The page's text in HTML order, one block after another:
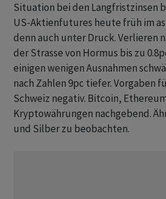
Situation bei den Langfristzinsen
US-Aktienfutures heute früh im
denn auch unter Druck. Verlieren
der Strasse von Hormus bis zu
einigen wenigen Ausnahmen
nach Zahlen 9pc tiefer. Vorgaben
Schweiz negativ. Bitcoin,
Kryptowährungen nachgebend.
und Silber zu beobachten.